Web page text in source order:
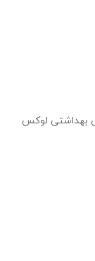
بازارچه مرزی غرفه 9، آرایشی بهداشتی لوکس